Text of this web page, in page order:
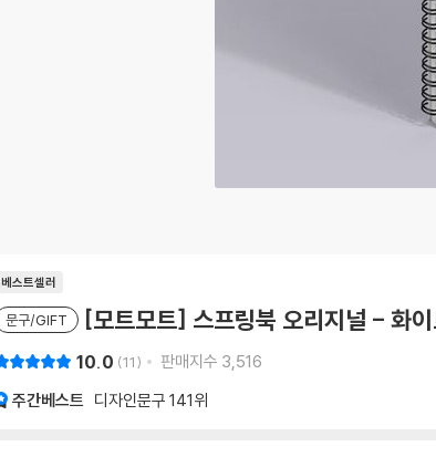
베스트셀러
문구/GIFT [모트모트] 스프링북 오리지널 - 화
10.0 11 판매지수 3,516
주간베스트 디자인문구 141위